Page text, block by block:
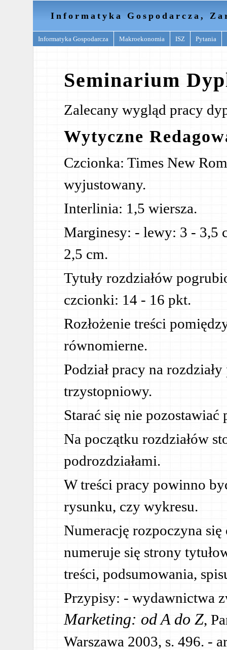
Informatyka Gospodarcza,
Informatyka Gospodarcza Makroekonomia ISZ Pytania
Seminarium
Zalecany wygląd pracy
Wytyczne
Czcionka: Times New
wyjustowany.
Interlinia: 1,5 wiersza.
Marginesy: - lewy: 3 - 3,5
2,5 cm.
Tytuły rozdziałów
czcionki: 14 - 16 pkt.
Rozłożenie treści
równomierne.
Podział pracy na
trzystopniowy.
Starać się nie pozostawiać
Na początku rozdziałów
podrozdziałami.
W treści pracy powinno
rysunku, czy wykresu.
Numerację rozpoczyna
numeruje się strony
treści, podsumowania,
Przypisy: - wydawnictwa
Marketing: od A do Z,
Warszawa 2003, s. 496. -